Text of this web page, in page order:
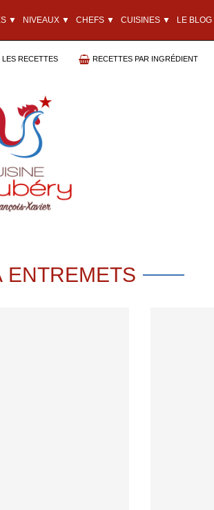
▼ NIVEAUX ▼ CHEFS ▼ CUISINES ▼ LE
RECETTES RECETTES PAR INGRÉDIENT
ENTREMETS